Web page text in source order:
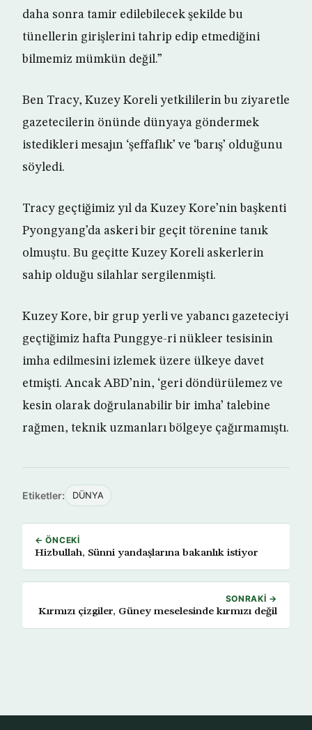
daha sonra tamir edilebilecek şekilde bu
tünellerin girişlerini tahrip edip etmediğini
bilmemiz mümkün değil.”
Ben Tracy, Kuzey Koreli yetkililerin bu ziyaretle
gazetecilerin önünde dünyaya göndermek
istedikleri mesajın ‘şeffaflık’ ve ‘barış’ olduğunu
söyledi.
Tracy geçtiğimiz yıl da Kuzey Kore’nin başkenti
Pyongyang’da askeri bir geçit törenine tanık
olmuştu. Bu geçitte Kuzey Koreli askerlerin
sahip olduğu silahlar sergilenmişti.
Kuzey Kore, bir grup yerli ve yabancı gazeteciyi
geçtiğimiz hafta Punggye-ri nükleer tesisinin
imha edilmesini izlemek üzere ülkeye davet
etmişti. Ancak ABD’nin, ‘geri döndürülemez ve
kesin olarak doğrulanabilir bir imha’ talebine
rağmen, teknik uzmanları bölgeye çağırmamıştı.
Etiketler: DÜNYA
← ÖNCEKI
Hizbullah, Sünni yandaşlarına bakanlık istiyor
SONRAKI →
Kırmızı çizgiler, Güney meselesinde kırmızı değil